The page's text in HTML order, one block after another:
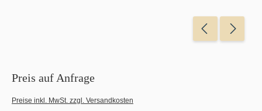
Preis auf Anfrage
Preise inkl. MwSt. zzgl. Versandkosten